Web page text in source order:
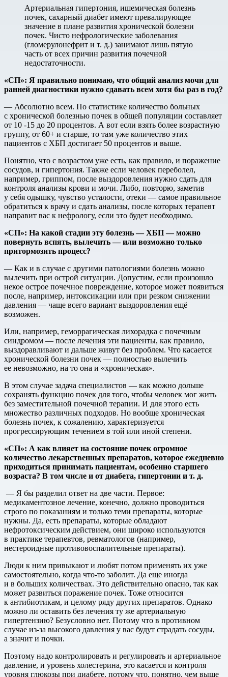
Артериальная гипертония, ишемическая болезнь
почек, сахарный диабет имеют превалирующее
значение в плане развития хронической болезни
почек. Чисто нефрологические заболевания
(гломерулонефрит и т. д.) занимают лишь пятую
часть от всех причин развития почечной
недостаточности.
«СП»: Я правильно понимаю, что общий анализ мочи для
ранней диагностики нужно сдавать всем хотя бы раз в год?
— Абсолютно всем. По статистике количество больных
с хронической болезнью почек в общей популяции составляет
от 10 -15 до 20 процентов. А вот если взять более возрастную
группу, от 60+ и старше, то там уже количество этих
пациентов с ХБП достигает 50 процентов и выше.
Понятно, что с возрастом уже есть, как правило, и поражение
сосудов, и гипертония. Также если человек переболел,
например, гриппом, после выздоровления нужно сдать для
контроля анализы крови и мочи. Либо, повторю, заметив
у себя одышку, чувство усталости, отеки — самое правильное
обратиться к врачу и сдать анализы, после которых терапевт
направит вас к нефрологу, если это будет необходимо.
«СП»: На какой стадии эту болезнь — ХБП — можно
повернуть вспять, вылечить — или возможно только
притормозить процесс?
— Как и в случае с другими патологиями болезнь можно
вылечить при острой ситуации. Допустим, если произошло
некое острое почечное повреждение, которое может появиться
после, например, интоксикации или при резком снижении
давления — чаще всего вариант выздоровления ещё
возможен.
Или, например, геморрагическая лихорадка с почечным
синдромом — после лечения эти пациенты, как правило,
выздоравливают и дальше живут без проблем. Что касается
хронической болезни почек — полностью вылечить
ее невозможно, на то она и «хроническая».
В этом случае задача специалистов — как можно дольше
сохранять функцию почек для того, чтобы человек мог жить
без заместительной почечной терапии. И для этого есть
множество различных подходов. Но вообще хроническая
болезнь почек, к сожалению, характеризуется
прогрессирующим течением в той или иной степени.
«СП»: А как влияет на состояние почек огромное
количество лекарственных препаратов, которое ежедневно
приходиться принимать пациентам, особенно старшего
возраста? В том числе и от диабета, гипертонии и т. д.
— Я бы разделил ответ на две части. Первое:
медикаментозное лечение, конечно, должно проводиться
строго по показаниям и только теми препараты, которые
нужны. Да, есть препараты, которые обладают
нефротоксическим действием, они широко используются
в практике терапевтов, ревматологов (например,
нестероидные противовоспалительные препараты).
Люди к ним привыкают и любят потом применять их уже
самостоятельно, когда что-то заболит. Да еще иногда
и в больших количествах. Это действительно опасно, так как
может развиться поражение почек. Тоже относится
к антибиотикам, и целому ряду других препаратов. Однако
можно ли оставить без лечения ту же артериальную
гипертензию? Безусловно нет. Потому что в противном
случае из-за высокого давления у вас будут страдать сосуды,
а значит и почки.
Поэтому надо контролировать и регулировать и артериальное
давление, и уровень холестерина, это касается и контроля
уровня глюкозы при диабете, потому что, понятно, чем выше